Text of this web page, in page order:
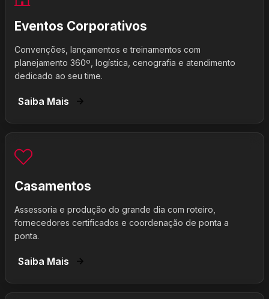
Eventos Corporativos
Convenções, lançamentos e treinamentos com
planejamento 360º, logística, cenografia e atendimento
dedicado ao seu time.
Saiba Mais
Casamentos
Assessoria e produção do grande dia com roteiro,
fornecedores certificados e coordenação de ponta a
ponta.
Saiba Mais